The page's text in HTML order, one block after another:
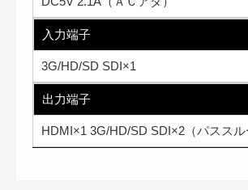
入力端子
3G/HD/SD SDI×1
出力端子
HDMI×1 3G/HD/SD SDI×2（パススル